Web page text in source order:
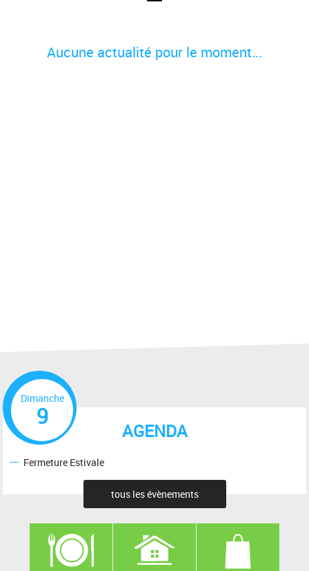
Aucune actualité pour le moment...
AGENDA
Dimanche
9
Fermeture Estivale
tous les évènements